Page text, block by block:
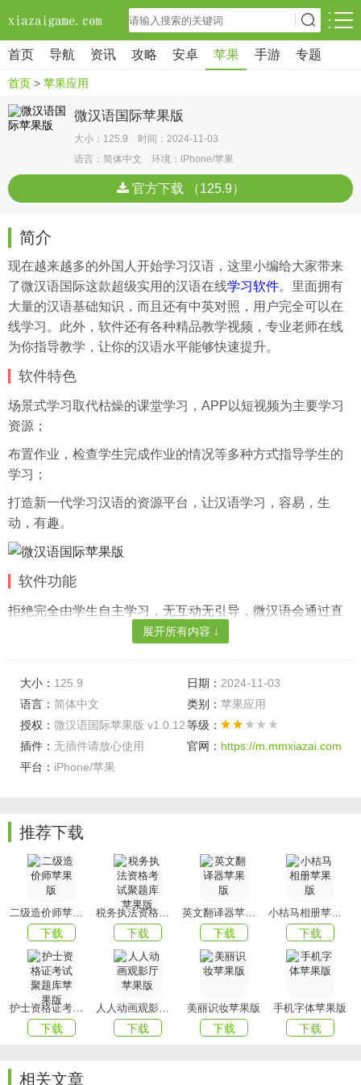
首页 导航 资讯 攻略 安卓 苹果 手游 专题
首页 > 苹果应用
微汉语国际苹果版
大小：125.9 时间：2024-11-03
语言：简体中文 环境：iPhone/苹果
官方下载 （125.9）
简介
现在越来越多的外国人开始学习汉语，这里小编给大家带来
了微汉语国际这款超级实用的汉语在线学习软件。里面拥有
大量的汉语基础知识，而且还有中英对照，用户完全可以在
线学习。此外，软件还有各种精品教学视频，专业老师在线
为你指导教学，让你的汉语水平能够快速提升。
软件特色
场景式学习取代枯燥的课堂学习，APP以短视频为主要学习
资源；
布置作业，检查学生完成作业的情况等多种方式指导学生的
学习；
打造新一代学习汉语的资源平台，让汉语学习，容易，生
动，有趣。
软件功能
拒绝完全由学生自主学习，无互动无引导，微汉语会通过直
各个场景的用法；
提供的学习内容非常的丰富，从各个方面来促进学习，提供
全方位的学习指导。
软件测评
布置的作业。有什么不懂的问题，也可以在线咨询。
上文就是小编为您带来的微汉语国际了，更多精彩APP尽在
mmxiazai。
展开所有内容 ↓
大小： 125.9 日期： 2024-11-03
语言： 简体中文 类别： 苹果应用
授权： 微汉语国际苹果版 v1.0.12等级：
插件： 无插件请放心使用 官网： https://m.mmxiazai.com
平台： iPhone/苹果
推荐下载
二级造价师苹果版
下载
税务执法资格考试聚题库苹果版
下载
英文翻译器苹果版
下载
小桔马相册苹果版
下载
护士资格证考试聚题库苹果版
下载
人人动画观影厅苹果版
下载
美丽识妆苹果版
下载
手机字体苹果版
下载
相关文章